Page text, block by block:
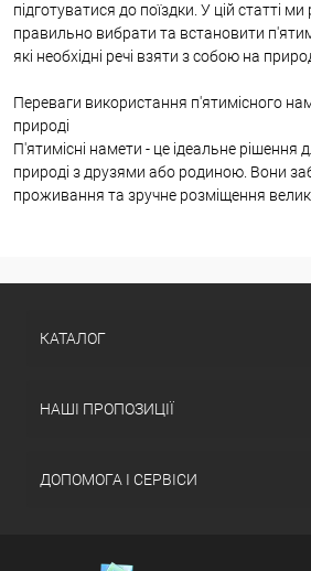
підготуватися до поїздки. У цій статті
правильно вибрати та встановити
які необхідні речі взяти з собою на
Переваги використання п'ятимісного
природі
П'ятимісні намети - це ідеальне рішення
природі з друзями або родиною. Вони
проживання та зручне розміщення
КАТАЛОГ
НАШІ ПРОПОЗИЦІЇ
ДОПОМОГА І СЕРВІСИ